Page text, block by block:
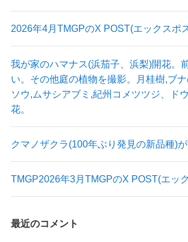
2026年4月TMGPのX POST(エックスポ
我が家のハマナス(浜茄子、浜梨)開花。
い。その他庭の植物を撮影。月桂樹,ブ
ソウ,ムサシアブミ,紀州コメツツジ、ド
花。
クマノザクラ(100年ぶり発見の新品種)
TMGP2026年3月TMGPのX POST(エッ
最近のコメント